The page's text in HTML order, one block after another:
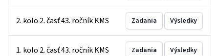
2. kolo 2. časť 43. ročník KMS Zadania Výsledky
1. kolo 2. časť 43. ročník KMS Zadania Výsledky